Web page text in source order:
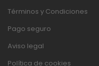
Términos y Condiciones
Pago seguro
Aviso legal
Política de cookies